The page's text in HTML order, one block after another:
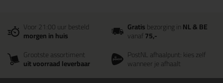
Voor 21:00 uur besteld
morgen in huis
Gratisbezorging inNL & BE
vanaf75,-
Grootste assortiment
uit voorraad leverbaar
PostNL afhaalpunt: kies zelf
wanneer je afhaalt